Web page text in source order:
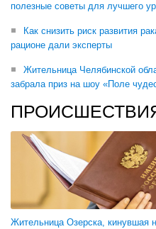
полезные советы для лучшего
Как снизить риск развития
рационе дали эксперты
Жительница Челябинской
забрала приз на шоу «Поле
Жительница Озерска, кинувшая